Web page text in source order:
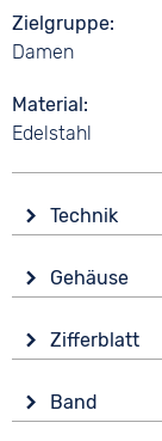
Zielgruppe
Damen
Material
Edelstahl
Technik
Solar
Funktionen
Datumsanzeige
Wasserdicht
3 bar
Gehäuse
Mineralglas
Form
Rund
Zifferblatt
Analog
Band